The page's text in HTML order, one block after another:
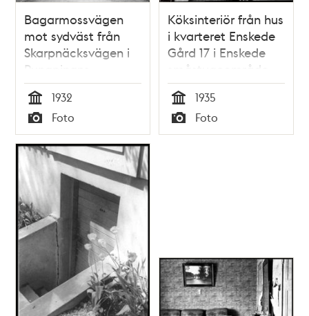
Bagarmossvägen
mot sydväst från
Skarpnäcksvägen i
Pungpinans
småtugeområde
Tid
1932
Typ
Foto
Köksinteriör från hus
i kvarteret Enskede
Gård 17 i Enskede
småstugeområde
Tid
1935
Typ
Foto